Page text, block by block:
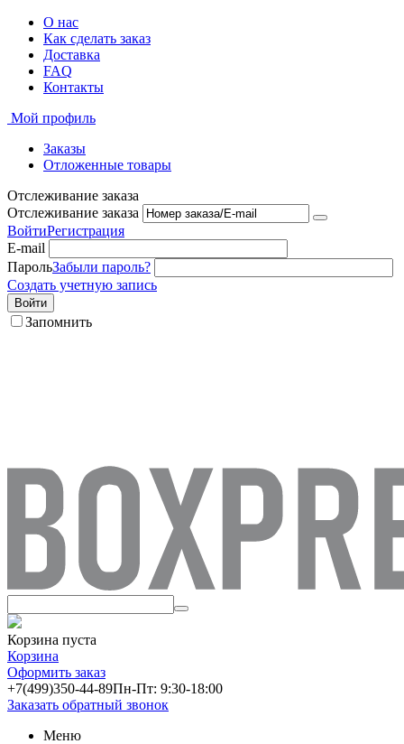
О нас
Как сделать заказ
Доставка
FAQ
Контакты
Мой профиль
Заказы
Отложенные товары
Отслеживание заказа
Отслеживание заказа
ВойтиРегистрация
E-mail
ПарольЗабыли пароль?
Создать учетную запись
Войти
Запомнить
Корзина пуста
Корзина
Оформить заказ
+7(499)350-44-89Пн-Пт: 9:30-18:00
Заказать обратный звонок
Меню